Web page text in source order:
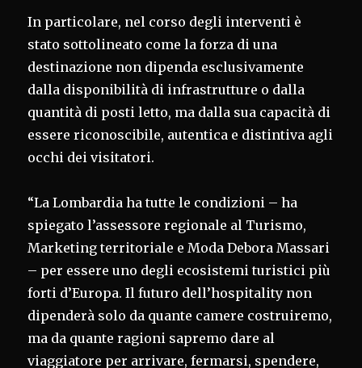
In particolare, nel corso degli interventi è
stato sottolineato come la forza di una
destinazione non dipenda esclusivamente
dalla disponibilità di infrastrutture o dalla
quantità di posti letto, ma dalla sua capacità di
essere riconoscibile, autentica e distintiva agli
occhi dei visitatori.
“La Lombardia ha tutte le condizioni – ha
spiegato l’assessore regionale al Turismo,
Marketing territoriale e Moda Debora Massari
– per essere uno degli ecosistemi turistici più
forti d’Europa. Il futuro dell’hospitality non
dipenderà solo da quante camere costruiremo,
ma da quante ragioni sapremo dare al
viaggiatore per arrivare, fermarsi, spendere,